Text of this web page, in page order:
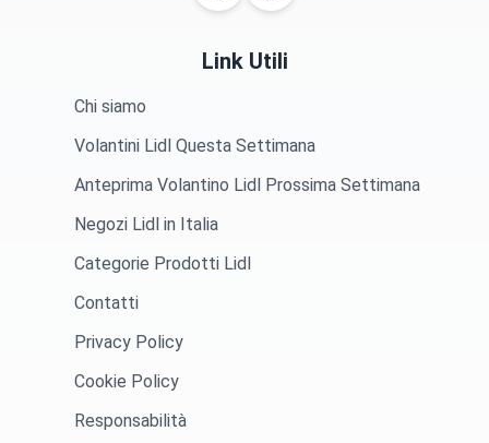
Link Utili
Chi siamo
Volantini Lidl Questa Settimana
Anteprima Volantino Lidl Prossima Settimana
Negozi Lidl in Italia
Categorie Prodotti Lidl
Contatti
Privacy Policy
Cookie Policy
Responsabilità